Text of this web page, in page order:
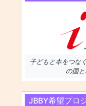
子どもと本をつな
の国
JBBY希望プロ